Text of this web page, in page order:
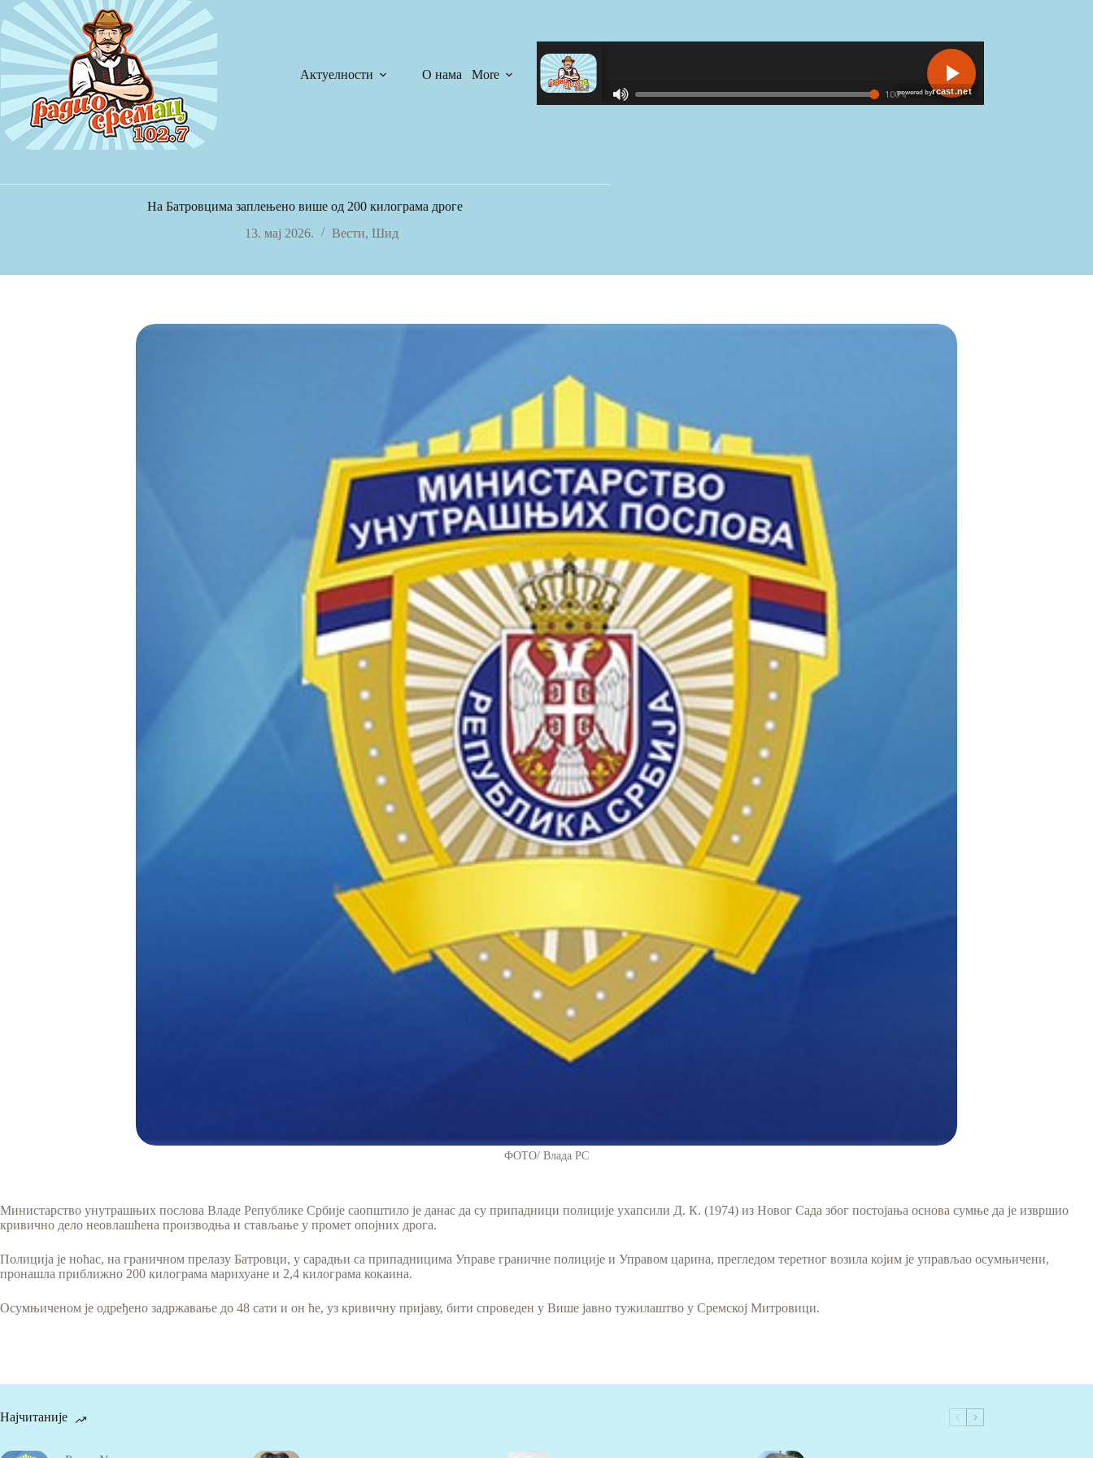
Skip
to
content
Актуелности О нама More
.
На Батровцима заплењено више од 200 килограма дроге
13. мај 2026.
Вести, Шид
ФОТО/ Влада РС
Министарство унутрашњих послова Владе Републике Србије саопштило је данас да су припадници полиције ухапсили Д. К. (1974) из Новог Сада због постојања основа сумње да је извршио
кривично дело неовлашћена производња и стављање у промет опојних дрога.
Полиција је ноћас, на граничном прелазу Батровци, у сарадњи са припадницима Управе граничне полиције и Управом царина, прегледом теретног возила којим је управљао осумњичени,
пронашла приближно 200 килограма марихуане и 2,4 килограма кокаина.
Осумњиченом је одређено задржавање до 48 сати и он ће, уз кривичну пријаву, бити спроведен у Више јавно тужилаштво у Сремској Митровици.
Најчитаније